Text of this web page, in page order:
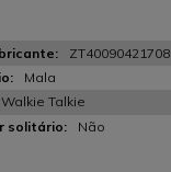
ZT40090421708
Mala
Walkie Talkie
Não